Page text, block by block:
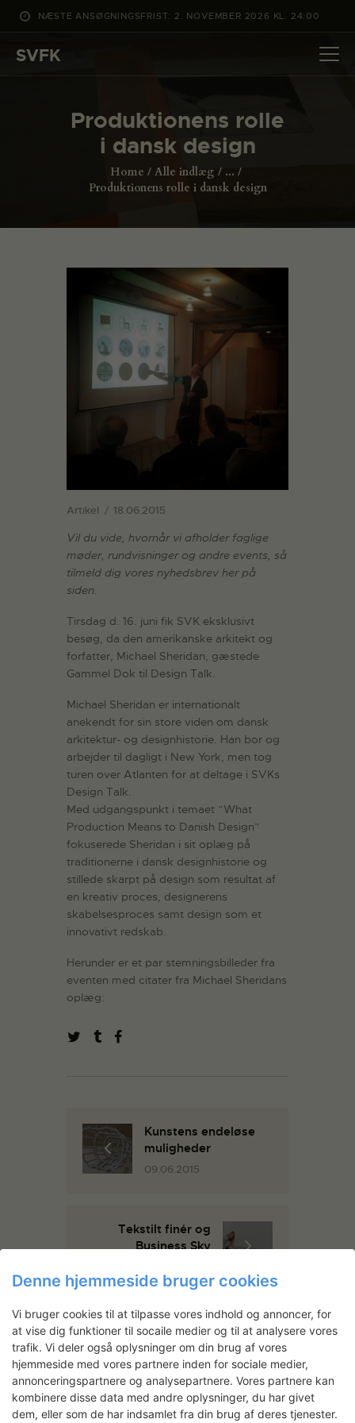
NÆSTE ANSØGNINGSFRIST: 2. NOVEMBER 2026 KL. 24:00
SVFK
Produktionens rolle
i dansk design
Home Alle indlæg
...
Produktionens rolle i dansk design
DET SKER
PROJEKTER
ANSØG
Artikel 18.06.2015
Vil du vide, hvornår vi afholder faglige
møder, rundvisninger og andre events, så
tilmeld dig vores nyhedsbrev her på
siden.
Tirsdag d. 16. juni fik SVK eksklusivt
besøg, da den amerikanske arkitekt og
forfatter, Michael Sheridan, gæstede
Gammel Dok til Design Talk.
Michael Sheridan er internationalt
anekendt for sin store viden om dansk
arkitektur- og designhistorie. Han bor og
arbejder til dagligt i New York, men tog
turen over Atlanten for at deltage i SVKs
Design Talk.
Med udgangspunkt i temaet ”What
Production Means to Danish Design”
fokuserede Sheridan i sit oplæg på
traditionerne i dansk designhistorie og
stillede skarpt på design som resultat af
en kreativ proces, designerens
skabelsesproces samt design som et
innovativt redskab.
Herunder er et par stemningsbilleder fra
eventen med citater fra Michael Sheridans
oplæg:
Kunstens endeløse
muligheder
09.06.2015
Tekstilt finér og
Business Sky
You May Also Like
Denne hjemmeside bruger cookies
Vi bruger cookies til at tilpasse vores indhold og annoncer, for
at vise dig funktioner til socaile medier og til at analysere vores
trafik. Vi deler også oplysninger om din brug af vores
hjemmeside med vores partnere inden for sociale medier,
annonceringspartnere og analysepartnere. Vores partnere kan
kombinere disse data med andre oplysninger, du har givet
dem, eller som de har indsamlet fra din brug af deres tjenester.